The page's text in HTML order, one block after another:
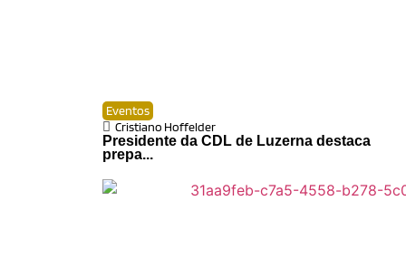
Eventos
Cristiano Hoffelder
Presidente da CDL de Luzerna destaca
prepa...